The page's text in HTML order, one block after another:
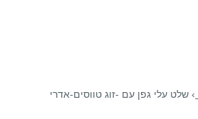
› שלט עלי גפן עם -זוג טווסים-אדרי